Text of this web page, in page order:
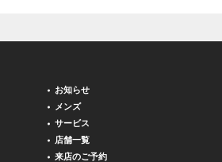
お知らせ
メンズ
サービス
店舗一覧
来店のご予約